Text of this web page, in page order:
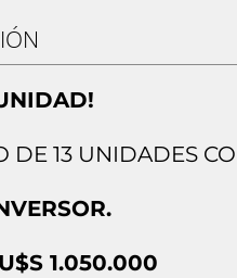
DE 13 UNIDADES
1.050.000